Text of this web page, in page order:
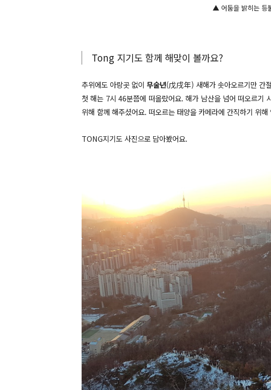
▲ 어둠을 밝히는 등
Tong 지기도 함께 해맞이 볼까요?
추위에도 아랑곳 없이 무술년(戊戌年) 새해가 솟아오르기만 간
첫 해는 7시 46분쯤에 떠올랐어요. 해가 남산을 넘어 떠오르기
위해 함께 해주셨어요. 떠오르는 태양을 카메라에 간직하기 위
TONG지기도 사진으로 담아봤어요.